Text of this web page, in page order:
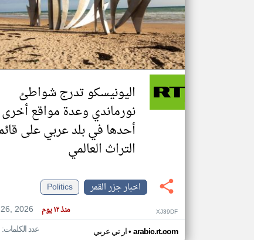
اليونيسكو تدرج شواطئ
نورماندي وعدة مواقع أخرى
أحدها في بلد عربي على
التراث العالمي
اخبار جزر القمر
Politics
2026
منذ ١٢ يوم XJ39DF
ار تي عربي• arabic.rt.com عدد الكلمات: ٤١٢